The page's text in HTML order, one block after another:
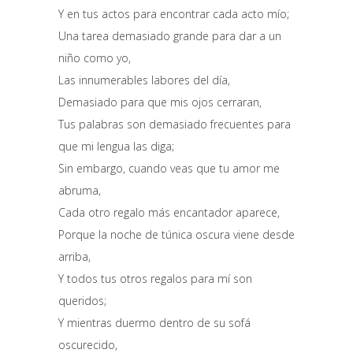
Y en tus actos para encontrar cada acto mío;
Una tarea demasiado grande para dar a un
niño como yo,
Las innumerables labores del día,
Demasiado para que mis ojos cerraran,
Tus palabras son demasiado frecuentes para
que mi lengua las diga;
Sin embargo, cuando veas que tu amor me
abruma,
Cada otro regalo más encantador aparece,
Porque la noche de túnica oscura viene desde
arriba,
Y todos tus otros regalos para mí son
queridos;
Y mientras duermo dentro de su sofá
oscurecido,